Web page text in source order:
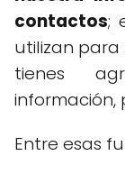
contactos;
utilizan
tienes
información,
Entre esas